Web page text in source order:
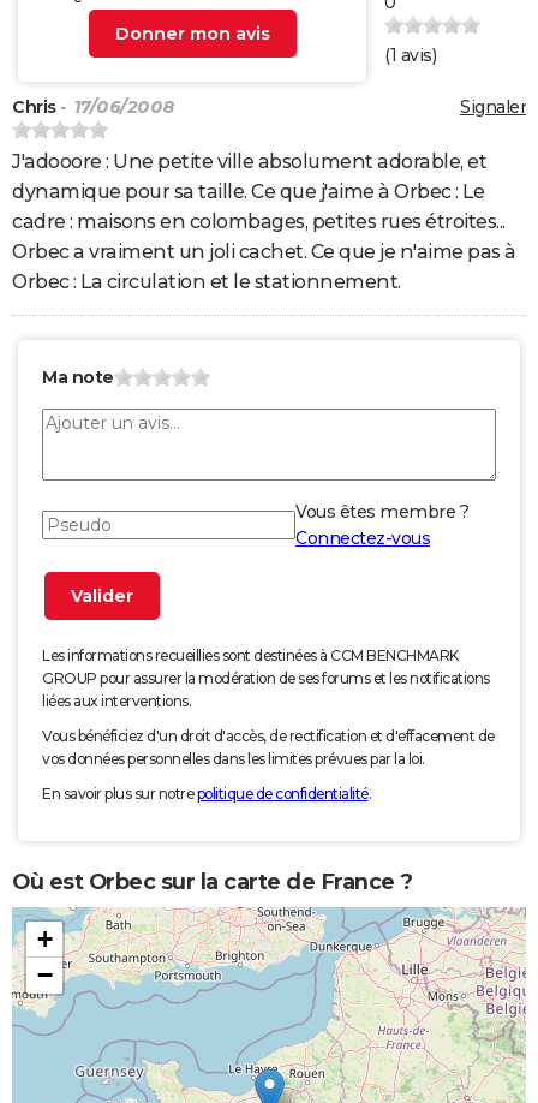
Donner mon avis
(1 avis)
Signaler
Chris- 17/06/2008
J'adooore : Une petite ville absolument adorable, et
dynamique pour sa taille. Ce que j'aime à Orbec : Le
cadre : maisons en colombages, petites rues étroites...
Orbec a vraiment un joli cachet. Ce que je n'aime pas à
Orbec : La circulation et le stationnement.
Ma note
Vous êtes membre ?
Connectez-vous
Les informations recueillies sont destinées à CCM BENCHMARK
GROUP pour assurer la modération de ses forums et les notifications
liées aux interventions.
Vous bénéficiez d'un droit d'accès, de rectification et d'effacement de
vos données personnelles dans les limites prévues par la loi.
En savoir plus sur notrepolitique de confidentialité.
Où est Orbec sur la carte de France ?
+
−